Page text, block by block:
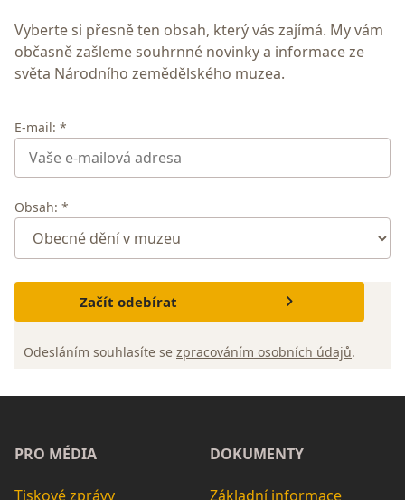
Vyberte si přesně ten obsah, který vás zajímá. My vám
občasně zašleme souhrnné novinky a informace ze
světa Národního zemědělského muzea.
E-mail: *
Obsah: *
Začít odebírat
Odesláním souhlasíte se zpracováním osobních údajů.
PRO MÉDIA
Tiskové zprávy
DOKUMENTY
Základní informace